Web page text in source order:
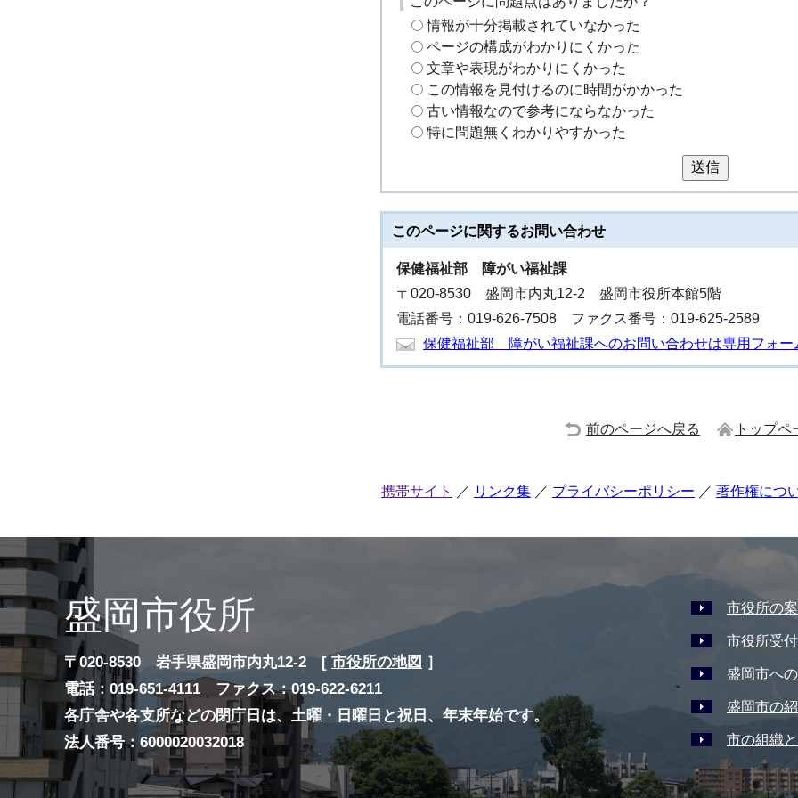
情報が十分掲載されていなかった
ページの構成がわかりにくかった
文章や表現がわかりにくかった
この情報を見付けるのに時間がかかった
古い情報なので参考にならなかった
特に問題無くわかりやすかった
送信
このページに関するお問い合わせ
保健福祉部
障がい福祉課
〒020-8530 盛岡市内丸12-2 盛岡市役所本館5階
電話番号：019-626-7508 ファクス番号：019-625-2589
保健福祉部 障がい福祉課へのお問い合わせは専用フォー
前のページへ戻る トップペ
携帯サイト リンク集 プライバシーポリシー 著作権につ
盛岡市役所
〒020-8530 岩手県盛岡市内丸12-2 [ 市役所の地図 ］
電話：019-651-4111 ファクス：019-622-6211
各庁舎や各支所などの閉庁日は、土曜・日曜日と祝日、年末年始です。
法人番号：6000020032018
市役所の
市役所受
盛岡市へ
盛岡市の
市の組織